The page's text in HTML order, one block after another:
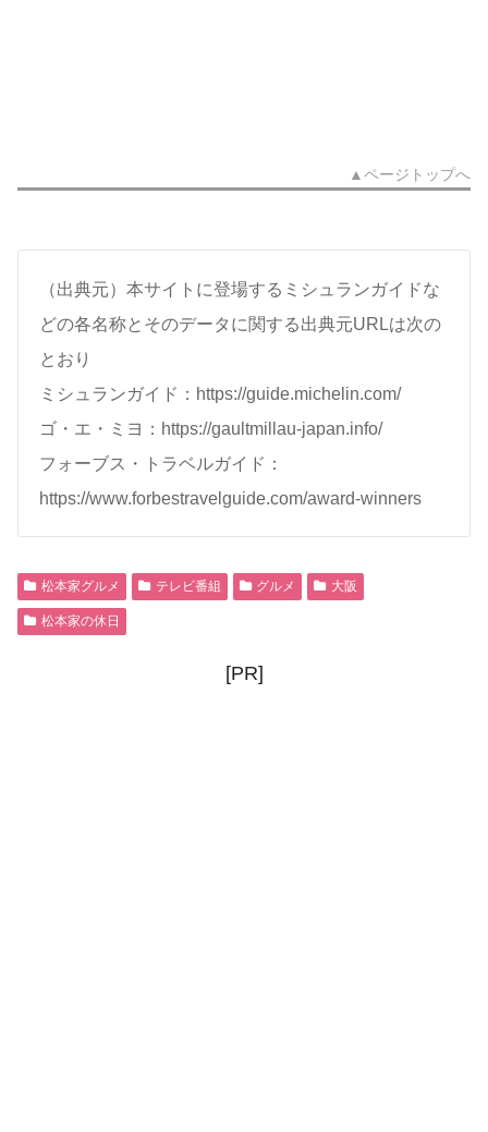
▲ページトップへ
（出典元）本サイトに登場するミシュランガイドな
どの各名称とそのデータに関する出典元URLは次の
とおり
ミシュランガイド：https://guide.michelin.com/
ゴ・エ・ミヨ：https://gaultmillau-japan.info/
フォーブス・トラベルガイド：
https://www.forbestravelguide.com/award-winners
松本家グルメ テレビ番組 グルメ 大阪
松本家の休日
[PR]